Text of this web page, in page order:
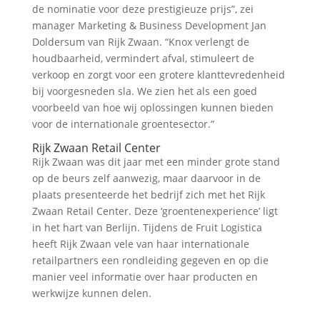
de nominatie voor deze prestigieuze prijs”, zei
manager Marketing & Business Development Jan
Doldersum van Rijk Zwaan. “Knox verlengt de
houdbaarheid, vermindert afval, stimuleert de
verkoop en zorgt voor een grotere klanttevredenheid
bij voorgesneden sla. We zien het als een goed
voorbeeld van hoe wij oplossingen kunnen bieden
voor de internationale groentesector.”
Rijk Zwaan Retail Center
Rijk Zwaan was dit jaar met een minder grote stand
op de beurs zelf aanwezig, maar daarvoor in de
plaats presenteerde het bedrijf zich met het Rijk
Zwaan Retail Center. Deze ‘groentenexperience’ ligt
in het hart van Berlijn. Tijdens de Fruit Logistica
heeft Rijk Zwaan vele van haar internationale
retailpartners een rondleiding gegeven en op die
manier veel informatie over haar producten en
werkwijze kunnen delen.